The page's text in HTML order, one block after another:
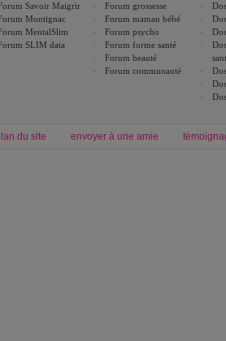
Savoir Maigrir
Montignac
MentalSlim
SLIM data
Forum grossesse
Forum maman bébé
Forum psycho
Forum forme santé
Forum beauté
Forum communauté
du site envoyer à une amie